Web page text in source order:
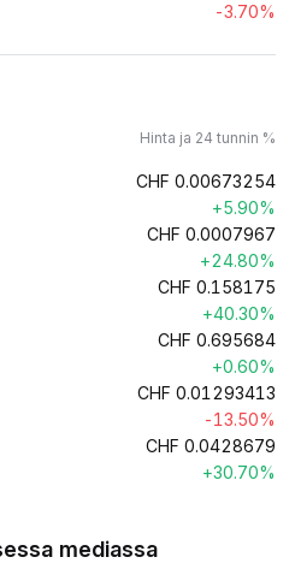
-3.70%
Hinta ja 24 tunnin %
CHF 0.00673254
+5.90%
CHF 0.0007967
+24.80%
CHF 0.158175
+40.30%
CHF 0.695684
+0.60%
CHF 0.01293413
-13.50%
CHF 0.0428679
+30.70%
mediassa